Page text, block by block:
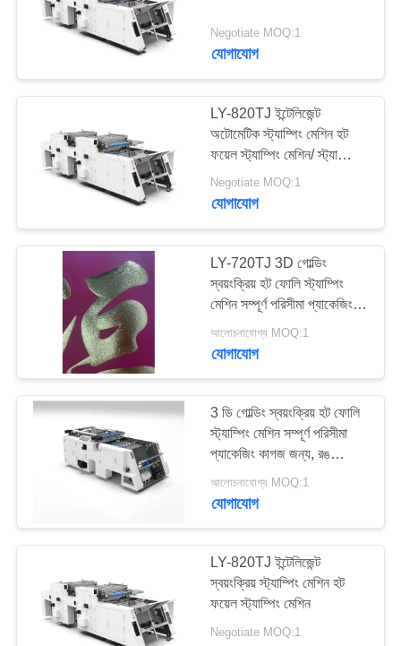
Negotiate MOQ:1
যোগাযোগ
LY-820TJ ইন্টেলিজেন্ট
অটোমেটিক স্ট্যাম্পিং মেশিন হট
ফয়েল স্ট্যাম্পিং মেশিন/ স্ট্যাম্পিং
মেশিন/ হট স্ট্যাম্পিং মেশিন/ ফয়েল
স্ট্যাম্পিং মেশিন
Negotiate MOQ:1
যোগাযোগ
LY-720TJ 3D গোল্ডিং
স্বয়ংক্রিয় হট ফোলি স্ট্যাম্পিং
মেশিন সম্পূর্ণ পরিসীমা প্যাকেজিং
কাগজ জন্য, রঙ স্ট্যাম্পিং
আলোচনাযোগ্য MOQ:1
যোগাযোগ
3 ডি গোল্ডিং স্বয়ংক্রিয় হট ফোলি
স্ট্যাম্পিং মেশিন সম্পূর্ণ পরিসীমা
প্যাকেজিং কাগজ জন্য, রঙ
আলোচনাযোগ্য MOQ:1
যোগাযোগ
LY-820TJ ইন্টেলিজেন্ট
স্বয়ংক্রিয় স্ট্যাম্পিং মেশিন হট
ফয়েল স্ট্যাম্পিং মেশিন
Negotiate MOQ:1